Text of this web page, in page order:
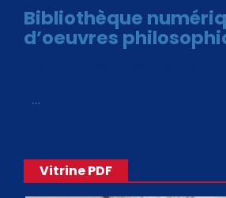
Bibliothèque
d’oeuvres
…
Vitrine PDF